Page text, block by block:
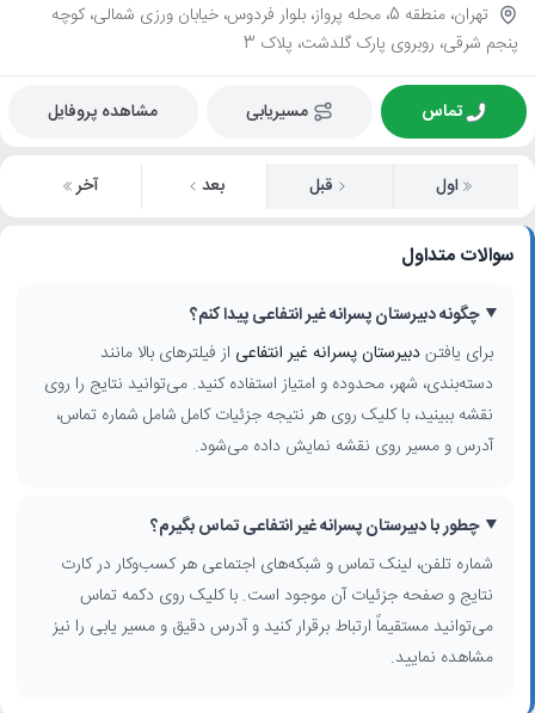
تهران، منطقه 5، محله پرواز، بلوار فردوس، خیابان ورزی شمالی، کوچه
پنجم شرقی، روبروی پارک گلدشت، پلاک 3
تماس مسیریابی مشاهده پروفایل
اول قبل بعد آخر
سوالات متداول
چگونه دبیرستان پسرانه غیر انتفاعی پیدا کنم؟
برای یافتندبیرستان پسرانه غیر انتفاعی از فیلترهای بالا مانند
دسته‌بندی، شهر، محدوده و امتیاز استفاده کنید. می‌توانید نتایج را روی
نقشه ببینید، با کلیک روی هر نتیجه جزئیات کامل شامل شماره تماس،
آدرس و مسیر روی نقشه نمایش داده می‌شود.
چطور با دبیرستان پسرانه غیر انتفاعی تماس بگیرم؟
شماره تلفن، لینک تماس و شبکه‌های اجتماعی هر کسب‌وکار در کارت
نتایج و صفحه جزئیات آن موجود است. با کلیک روی دکمه تماس
می‌توانید مستقیماً ارتباط برقرار کنید و آدرس دقیق و مسیر یابی را نیز
مشاهده نمایید.